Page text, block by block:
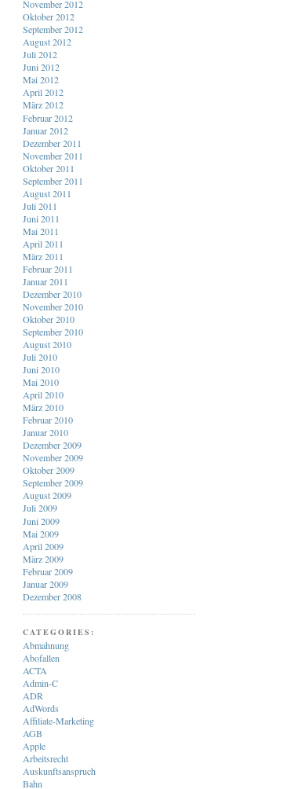
November 2012
Oktober 2012
September 2012
August 2012
Juli 2012
Juni 2012
Mai 2012
April 2012
März 2012
Februar 2012
Januar 2012
Dezember 2011
November 2011
Oktober 2011
September 2011
August 2011
Juli 2011
Juni 2011
Mai 2011
April 2011
März 2011
Februar 2011
Januar 2011
Dezember 2010
November 2010
Oktober 2010
September 2010
August 2010
Juli 2010
Juni 2010
Mai 2010
April 2010
März 2010
Februar 2010
Januar 2010
Dezember 2009
November 2009
Oktober 2009
September 2009
August 2009
Juli 2009
Juni 2009
Mai 2009
April 2009
März 2009
Februar 2009
Januar 2009
Dezember 2008
CATEGORIES:
Abmahnung
Abofallen
ACTA
Admin-C
ADR
AdWords
Affiliate-Marketing
AGB
Apple
Arbeitsrecht
Auskunftsanspruch
Bahn